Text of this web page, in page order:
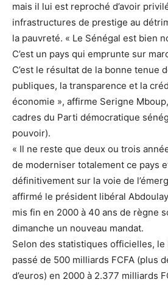
mais il lui est reproché d’avoir
infrastructures de prestige au
la pauvreté. « Le Sénégal est bien
C’est un pays qui emprunte sur
C’est le résultat de la bonne tenue
publiques, la transparence et la
économie », affirme Serigne
cadres du Parti démocratique
pouvoir).
« Il ne reste que deux ou trois
de moderniser totalement ce pays
définitivement sur la voie de
affirmé le président libéral
mis fin en 2000 à 40 ans de règne
dimanche un nouveau mandat.
Selon des statistiques officielles, le
passé de 500 milliards FCFA (plus
d’euros) en 2000 à 2.377 milliards